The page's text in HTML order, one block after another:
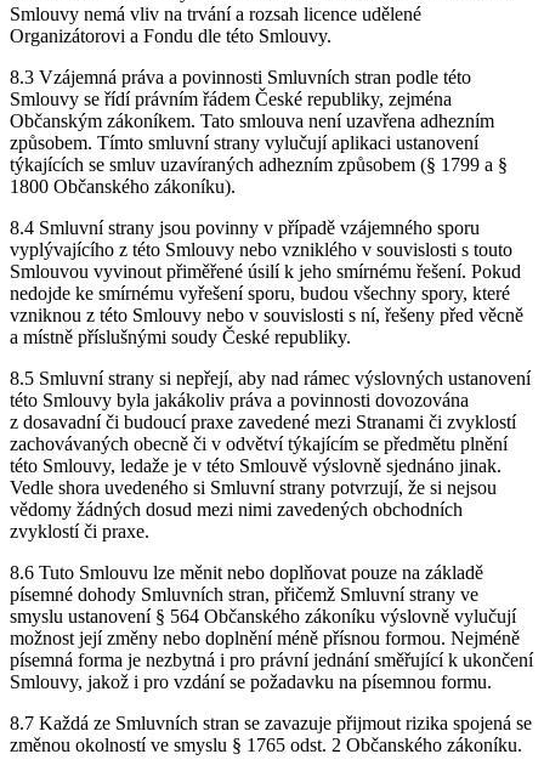
Smlouvy nemá vliv na trvání a rozsah licence udělené
Organizátorovi a Fondu dle této Smlouvy.
8.3 Vzájemná práva a povinnosti Smluvních stran podle této
Smlouvy se řídí právním řádem České republiky, zejména
Občanským zákoníkem. Tato smlouva není uzavřena adhezním
způsobem. Tímto smluvní strany vylučují aplikaci ustanovení
týkajících se smluv uzavíraných adhezním způsobem (§ 1799 a §
1800 Občanského zákoníku).
8.4 Smluvní strany jsou povinny v případě vzájemného sporu
vyplývajícího z této Smlouvy nebo vzniklého v souvislosti s touto
Smlouvou vyvinout přiměřené úsilí k jeho smírnému řešení. Pokud
nedojde ke smírnému vyřešení sporu, budou všechny spory, které
vzniknou z této Smlouvy nebo v souvislosti s ní, řešeny před věcně
a místně příslušnými soudy České republiky.
8.5 Smluvní strany si nepřejí, aby nad rámec výslovných ustanovení
této Smlouvy byla jakákoliv práva a povinnosti dovozována
z dosavadní či budoucí praxe zavedené mezi Stranami či zvyklostí
zachovávaných obecně či v odvětví týkajícím se předmětu plnění
této Smlouvy, ledaže je v této Smlouvě výslovně sjednáno jinak.
Vedle shora uvedeného si Smluvní strany potvrzují, že si nejsou
vědomy žádných dosud mezi nimi zavedených obchodních
zvyklostí či praxe.
8.6 Tuto Smlouvu lze měnit nebo doplňovat pouze na základě
písemné dohody Smluvních stran, přičemž Smluvní strany ve
smyslu ustanovení § 564 Občanského zákoníku výslovně vylučují
možnost její změny nebo doplnění méně přísnou formou. Nejméně
písemná forma je nezbytná i pro právní jednání směřující k ukončení
Smlouvy, jakož i pro vzdání se požadavku na písemnou formu.
8.7 Každá ze Smluvních stran se zavazuje přijmout rizika spojená se
změnou okolností ve smyslu § 1765 odst. 2 Občanského zákoníku.